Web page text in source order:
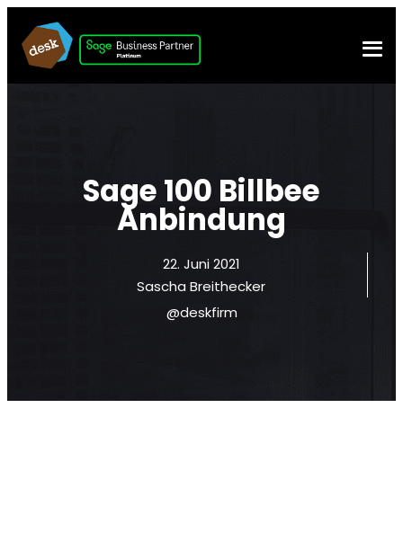
Sage 100 Billbee
Anbindung
22. Juni 2021
Sascha Breithecker
@deskfirm